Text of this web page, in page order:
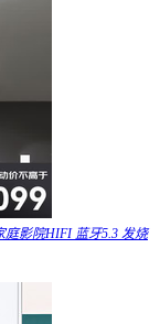
庭影院HIFI 蓝牙5.3 发烧